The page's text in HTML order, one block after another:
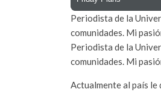
Periodista de la
comunidades. Mi
Periodista de la
comunidades. Mi
Actualmente al país le